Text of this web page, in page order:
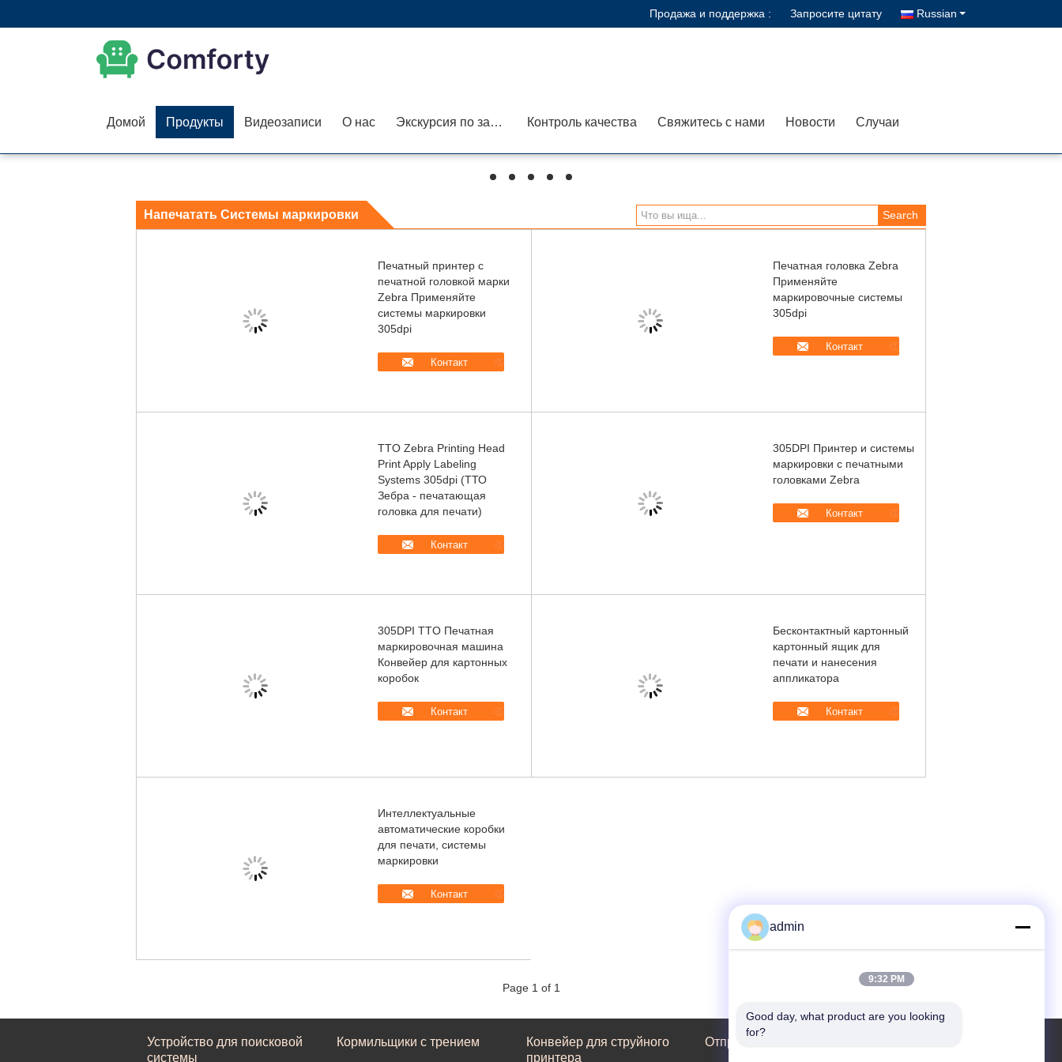
Продажа и поддержка : Запросите цитату Russian
Домой Продукты Видеозаписи О нас Экскурсия по заводу Контроль качества Свяжитесь с нами Новости Случаи
hd hd hd hd hd
Напечатать Системы маркировки
Печатный принтер с
печатной головкой марки
Zebra Применяйте
системы маркировки
305dpi
Контакт
Печатная головка Zebra
Применяйте
маркировочные системы
305dpi
Контакт
TTO Zebra Printing Head
Print Apply Labeling
Systems 305dpi (ТТО
Зебра - печатающая
головка для печати)
Контакт
305DPI Принтер и системы
маркировки с печатными
головками Zebra
Контакт
305DPI TTO Печатная
маркировочная машина
Конвейер для картонных
коробок
Контакт
Бесконтактный картонный
картонный ящик для
печати и нанесения
аппликатора
Контакт
Интеллектуальные
автоматические коробки
для печати, системы
маркировки
Контакт
Page 1 of 1
Устройство для поисковой
системы
Кормильщики с трением
Конвейер для струйного
принтера
Отправить запрос
admin
9:32 PM
Good day, what product are you looking
for?